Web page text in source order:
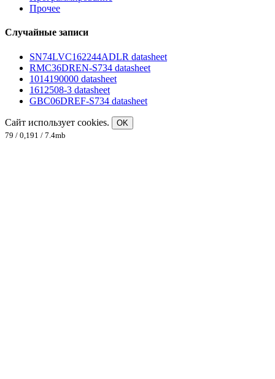
Прочее
Случайные записи
SN74LVC162244ADLR datasheet
RMC36DREN-S734 datasheet
1014190000 datasheet
1612508-3 datasheet
GBC06DREF-S734 datasheet
Сайт использует cookies.
OK
79 / 0,191 / 7.4mb